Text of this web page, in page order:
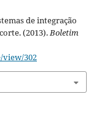
de integração
(2013).Boletim
view/302